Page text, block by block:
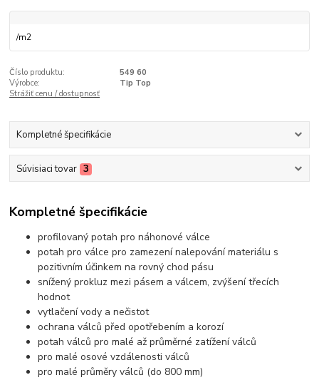
/m2
Číslo produktu:
549 60
Výrobce:
Tip Top
Strážiť cenu / dostupnosť
Kompletné špecifikácie
Súvisiaci tovar 3
Kompletné špecifikácie
profilovaný potah pro náhonové válce
potah pro válce pro zamezení nalepování materiálu s
pozitivním účinkem na rovný chod pásu
snížený prokluz mezi pásem a válcem, zvýšení třecích
hodnot
vytlačení vody a nečistot
ochrana válců před opotřebením a korozí
potah válců pro malé až průměrné zatížení válců
pro malé osové vzdálenosti válců
pro malé průměry válců (do 800 mm)